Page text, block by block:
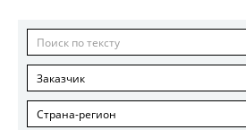
Заказчик
Страна-регион